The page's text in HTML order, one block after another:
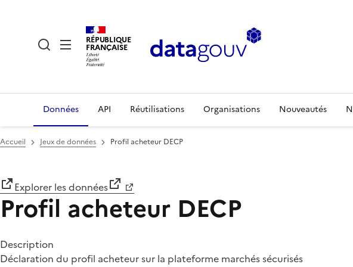
RÉPUBLIQUE
FRANÇAISE
Données API Réutilisations Organisations Nouveautés
Accueil Jeux de données Profil acheteur DECP
Explorer les données
Profil acheteur DECP
Description
Déclaration du profil acheteur sur la plateforme marchés sécurisés